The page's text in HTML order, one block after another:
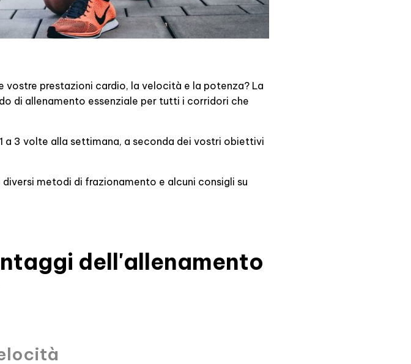
prestazioni cardio, la velocità e la potenza? La
di allenamento essenziale per tutti i corridori che
a 3 volte alla settimana, a seconda dei vostri obiettivi
metodi di frazionamento e alcuni consigli su
dell'allenamento